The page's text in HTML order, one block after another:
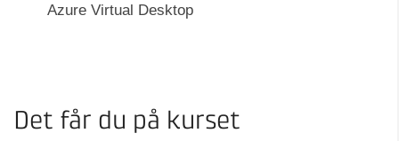
Azure Virtual Desktop
Det får du på kurset